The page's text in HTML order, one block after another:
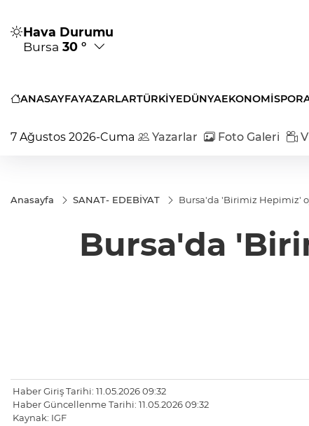
Hava Durumu
Bursa 30 °
ANASAYFAYAZARLARTÜRKİYEDÜNYAEKONOMİSPOR
7 Ağustos 2026-Cuma Yazarlar Foto Galeri
Anasayfa SANAT- EDEBİYAT Bursa'da 'Birimiz
Bursa'da
Haber Giriş Tarihi: 11.05.2026 09:32
Haber Güncellenme Tarihi: 11.05.2026 09:32
Kaynak: IGF